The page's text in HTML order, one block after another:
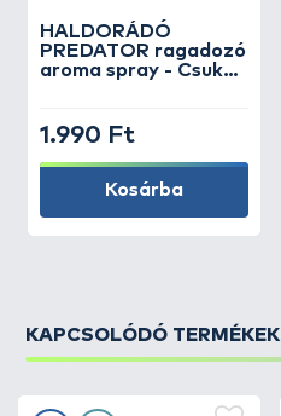
HALDORÁDÓ
PREDATOR ragadozó
aroma spray - Csuka
1.990 Ft
Kosárba
KAPCSOLÓDÓ TERMÉKEK